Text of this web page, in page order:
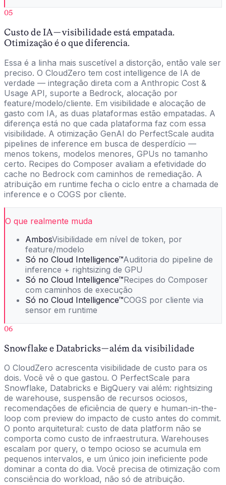
05
Custo de IA — visibilidade está empatada.
Otimização é o que diferencia.
Essa é a linha mais suscetível a distorção, então vale ser
preciso. O CloudZero tem cost intelligence de IA de
verdade — integração direta com a Anthropic Cost &
Usage API, suporte a Bedrock, alocação por
feature/modelo/cliente. Em visibilidade e alocação de
gasto com IA, as duas plataformas estão empatadas. A
diferença está no que cada plataforma faz com essa
visibilidade. A otimização GenAI do PerfectScale audita
pipelines de inference em busca de desperdício —
menos tokens, modelos menores, GPUs no tamanho
certo. Recipes do Composer avaliam a efetividade do
cache no Bedrock com caminhos de remediação. A
atribuição em runtime fecha o ciclo entre a chamada de
inference e o COGS por cliente.
O que realmente muda
AmbosVisibilidade em nível de token, por
feature/modelo
Só no Cloud Intelligence™Auditoria do pipeline de
inference + rightsizing de GPU
Só no Cloud Intelligence™Recipes do Composer
com caminhos de execução
Só no Cloud Intelligence™COGS por cliente via
sensor em runtime
06
Snowflake e Databricks — além da visibilidade
O CloudZero acrescenta visibilidade de custo para os
dois. Você vê o que gastou. O PerfectScale para
Snowflake, Databricks e BigQuery vai além: rightsizing
de warehouse, suspensão de recursos ociosos,
recomendações de eficiência de query e human-in-the-
loop com preview do impacto de custo antes do commit.
O ponto arquitetural: custo de data platform não se
comporta como custo de infraestrutura. Warehouses
escalam por query, o tempo ocioso se acumula em
pequenos intervalos, e um único join ineficiente pode
dominar a conta do dia. Você precisa de otimização com
consciência do workload, não só de atribuição.